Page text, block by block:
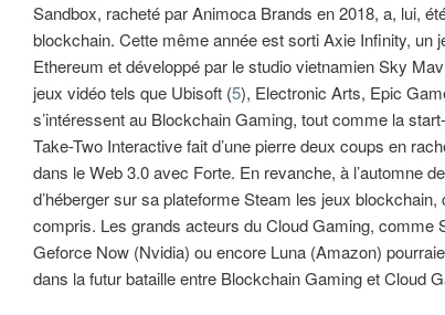
Sandbox, racheté par Animoca Brands en 2018, a, lui,
blockchain. Cette même année est sorti Axie Infinity, un
Ethereum et développé par le studio vietnamien Sky
jeux vidéo tels que Ubisoft (5), Electronic Arts, Epic
s’intéressent au Blockchain Gaming, tout comme la
Take-Two Interactive fait d’une pierre deux coups en
dans le Web 3.0 avec Forte. En revanche, à l’automne
d’héberger sur sa plateforme Steam les jeux
compris. Les grands acteurs du Cloud Gaming, comme
Geforce Now (Nvidia) ou encore Luna (Amazon)
dans la futur bataille entre Blockchain Gaming et Cloud